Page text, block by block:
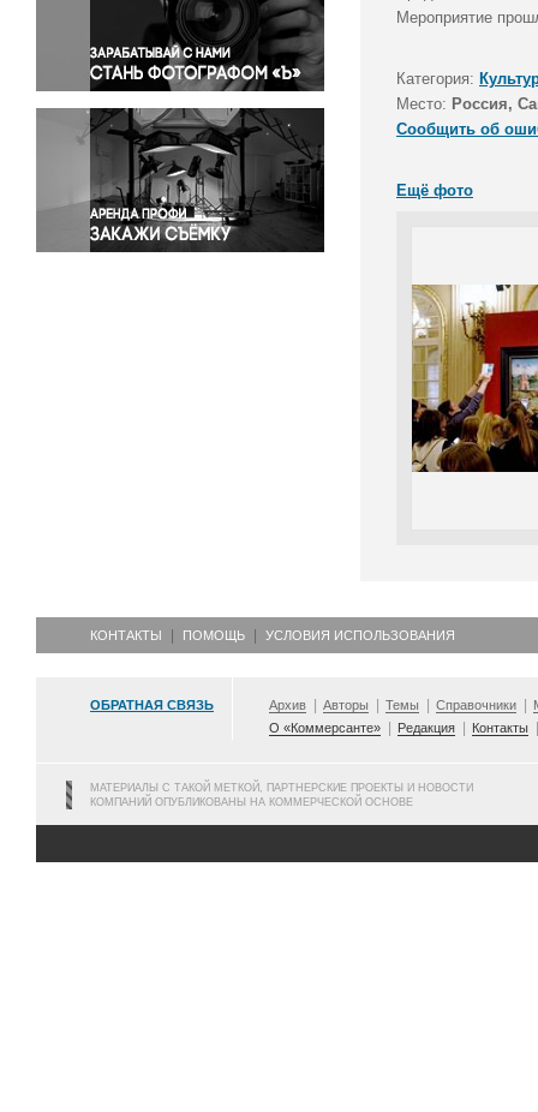
Правосудие
Происшествия и конфликты
Религия
Светская жизнь
Спорт
Экология
Экономика и бизнес
Мероприятие
Категория:
Место: Россия,
Сообщить об
Ещё фото
КОНТАКТЫ ПОМОЩЬ УСЛОВИЯ ИСПОЛЬЗОВАНИЯ
ОБРАТНАЯ СВЯЗЬ Архив Авторы Темы Справочники
О «Коммерсанте»
Редакция Контакты
МАТЕРИАЛЫ С ТАКОЙ МЕТКОЙ, ПАРТНЕРСКИЕ ПРОЕКТЫ И НОВОСТИ
КОМПАНИЙ ОПУБЛИКОВАНЫ НА КОММЕРЧЕСКОЙ ОСНОВЕ